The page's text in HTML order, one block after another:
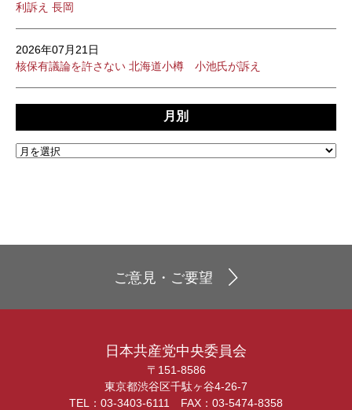
利訴え 長岡
2026年07月21日
核保有議論を許さない 北海道小樽 小池氏が訴え
月別
ご意見・ご要望
日本共産党中央委員会
〒151-8586
東京都渋谷区千駄ヶ谷4-26-7
TEL：03-3403-6111 FAX：03-5474-8358